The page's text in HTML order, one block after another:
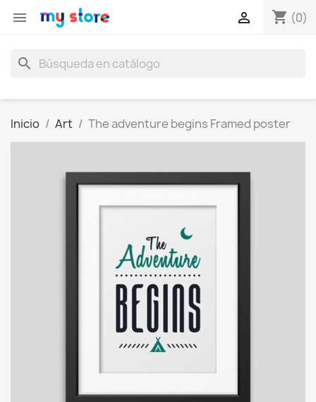
 shopping_cart (0)

search
Inicio Art The adventure begins Framed poster